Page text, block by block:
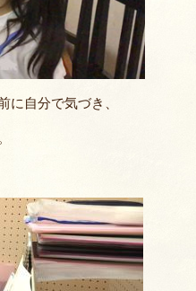
に自分で気づき、